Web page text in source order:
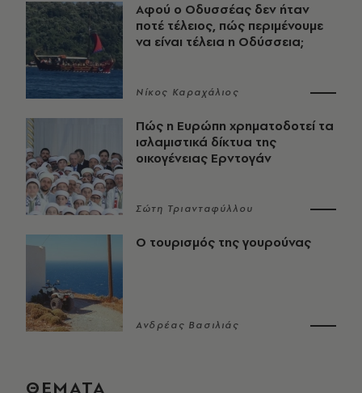
Αφού ο Οδυσσέας δεν ήταν
ποτέ τέλειος, πώς περιμένουμε
να είναι τέλεια η Οδύσσεια;
Νίκος Καραχάλιος
Πώς η Ευρώπη χρηματοδοτεί τα
ισλαμιστικά δίκτυα της
οικογένειας Ερντογάν
Σώτη Τριανταφύλλου
Ο τουρισμός της γουρούνας
Ανδρέας Βασιλιάς
ΘΕΜΑΤΑ